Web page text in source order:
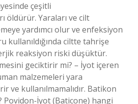
çeşitli
öldürür. Yaraları ve cilt
yardımcı olur ve enfeksiyon
kullanıldığında ciltte tahrişe
reaksiyon riski düşüktür.
geciktirir mi? – İyot içeren
malzemeleri yara
ve kullanılmamalıdır. Batikon
Povidon-İyot (Baticone) hangi